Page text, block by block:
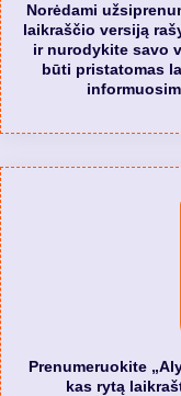
Norėdami
laikraščio versiją
ir nurodykite savo
būti pristatomas
Prenumeruokite
kas rytą